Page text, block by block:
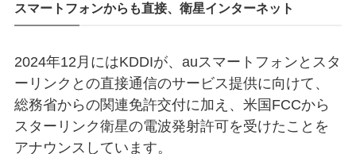
スマートフォンからも直接、衛星インターネット
2024年12月にはKDDIが、auスマートフォンとスタ
ーリンクとの直接通信のサービス提供に向けて、
総務省からの関連免許交付に加え、米国FCCから
スターリンク衛星の電波発射許可を受けたことを
アナウンスしています。